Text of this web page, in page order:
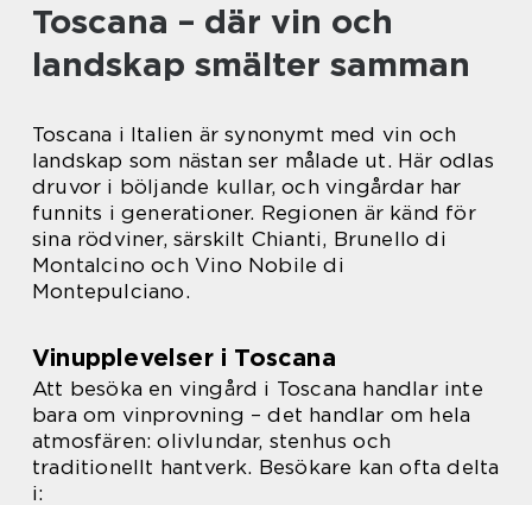
Toscana – där vin och
landskap smälter samman
Toscana i Italien är synonymt med vin och
landskap som nästan ser målade ut. Här odlas
druvor i böljande kullar, och vingårdar har
funnits i generationer. Regionen är känd för
sina rödviner, särskilt Chianti, Brunello di
Montalcino och Vino Nobile di
Montepulciano.
Vinupplevelser i Toscana
Att besöka en vingård i Toscana handlar inte
bara om vinprovning – det handlar om hela
atmosfären: olivlundar, stenhus och
traditionellt hantverk. Besökare kan ofta delta
i: